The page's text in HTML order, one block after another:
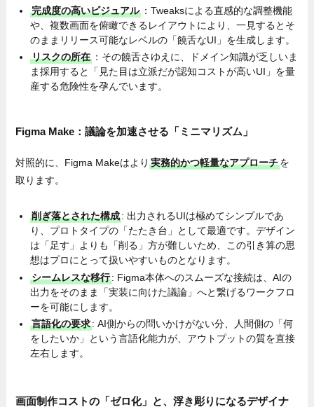
完成度の高いビジュアル ：Tweaksによる直感的な調整機能
や、複数画面を俯瞰できるレイアウトにより、一見するとそ
のままリリース可能なレベルの「饒舌なUI」を生成します。
リスクの所在 ：その饒舌さゆえに、ドメイン知識が乏しいま
ま採用すると「見た目は立派だが認知コストが高いUI」を量
産する危険性を孕んでいます。
Figma Make：議論を加速させる「ミニマリズム」
対照的に、Figma Makeはより実務的かつ軽量なアプローチを
取ります。
削ぎ落とされた構成: 出力されるUIは極めてシンプルであ
り、プロトタイプの「たたき台」として最適です。デザイン
は「足す」よりも「削る」方が難しいため、この引き算の思
想はプロにとって扱いやすいものとなります。
シームレスな移行: Figma本体へのスムーズな接続は、AIの
出力をそのまま「実装に向けた議論」へと繋げるワークフロ
ーを可能にします。
言語化の要求: AI側からの問いかけがない分、人間側の「何
をしたいか」という言語化能力が、アウトプットの質を直接
左右します。
画面制作コストの「ゼロ化」と、浮き彫りになるデザイナ